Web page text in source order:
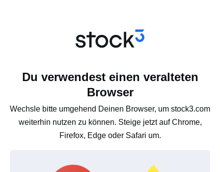
Du verwendest einen veralteten
Browser
Wechsle bitte umgehend Deinen Browser, um stock3.com
weiterhin nutzen zu können. Steige jetzt auf Chrome,
Firefox, Edge oder Safari um.